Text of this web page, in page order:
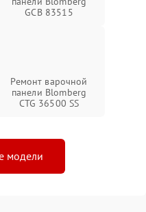
GCB 83515
Ремонт варочной
панели Blomberg
CTG 36500 SS
модели